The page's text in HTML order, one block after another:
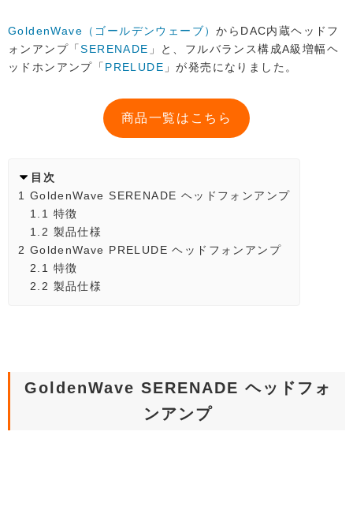
GoldenWave（ゴールデンウェーブ）からDAC内蔵ヘッドフ
ォンアンプ「SERENADE 」と、フルバランス構成A級増幅ヘ
ッドホンアンプ「 PRELUDE 」が発売になりました。
商品一覧はこちら
目次
1 GoldenWave SERENADE ヘッドフォンアンプ
1.1 特徴
1.2 製品仕様
2 GoldenWave PRELUDE ヘッドフォンアンプ
2.1 特徴
2.2 製品仕様
GoldenWave SERENADE ヘッドフォ
ンアンプ